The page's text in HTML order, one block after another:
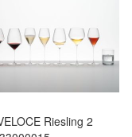
Riesling 2